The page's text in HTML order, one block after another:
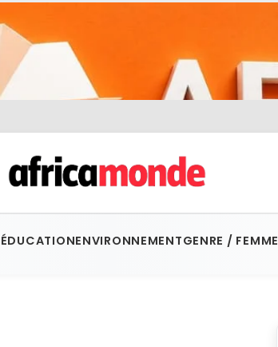
ÉDUCATIONENVIRONNEMENTGENRE / FEMME